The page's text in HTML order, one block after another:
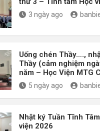
3 ngày ago
Uống chén Thầy….,
Thầy (cảm nghiệm
năm – Học Viện MTG
5 ngày ago
Nhật ký Tuần Tĩnh
viện 2026